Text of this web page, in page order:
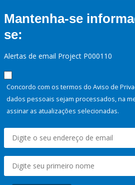
Mantenha-se
se:
Alertas de email Project P000110
Concordo com os termos do Aviso de
dados pessoais sejam processados, na
assinar as atualizações selecionadas.